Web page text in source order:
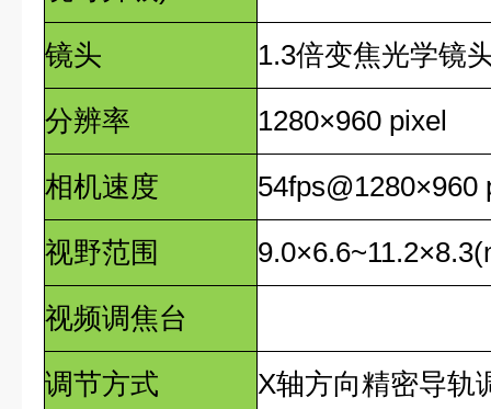
镜头
1.3倍变焦光学镜
分辨率
1280×960 pixel
相机速度
54fps@1280×960
视野范围
视频调焦台
调节方式
X轴方向精密导轨